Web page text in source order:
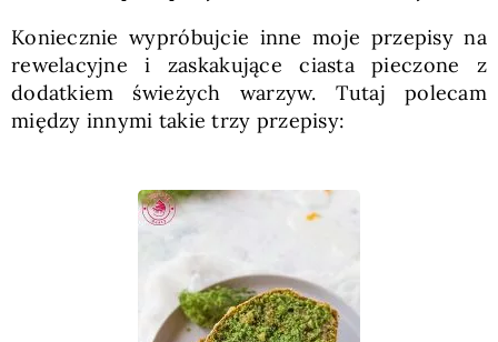
Koniecznie wypróbujcie inne moje przepisy na
rewelacyjne i zaskakujące ciasta pieczone z
dodatkiem świeżych warzyw. Tutaj polecam
między innymi takie trzy przepisy: